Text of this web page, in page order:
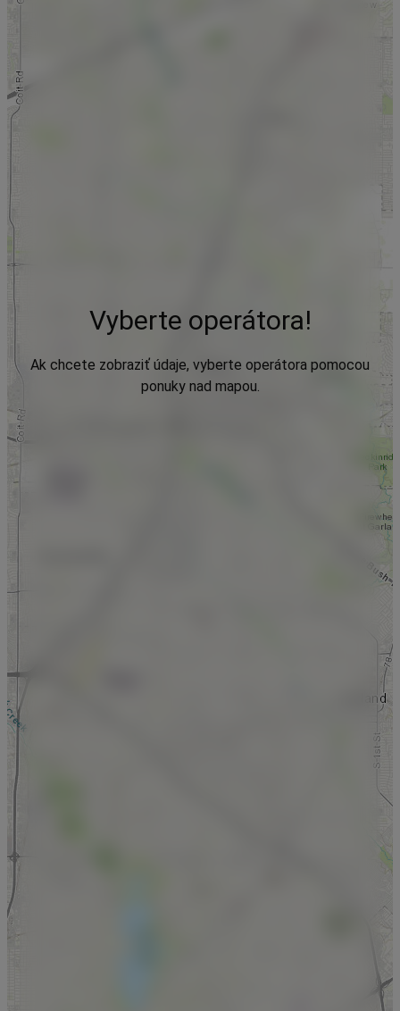
Vyberte operátora!
Ak chcete zobraziť údaje, vyberte operátora pomocou
ponuky nad mapou.